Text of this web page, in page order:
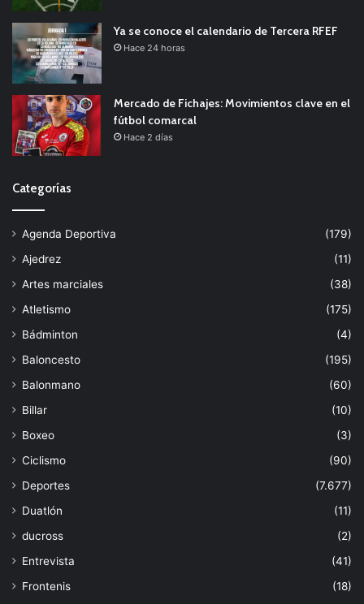
Ya se conoce el calendario de Tercera RFEF
Hace 24 horas
Mercado de Fichajes: Movimientos clave en el
fútbol comarcal
Hace 2 días
Categorías
Agenda Deportiva
(179)
Ajedrez
(11)
Artes marciales
(38)
Atletismo
(175)
Bádminton
(4)
Baloncesto
(195)
Balonmano
(60)
Billar
(10)
Boxeo
(3)
Ciclismo
(90)
Deportes
(7.677)
Duatlón
(11)
ducross
(2)
Entrevista
(41)
Frontenis
(18)